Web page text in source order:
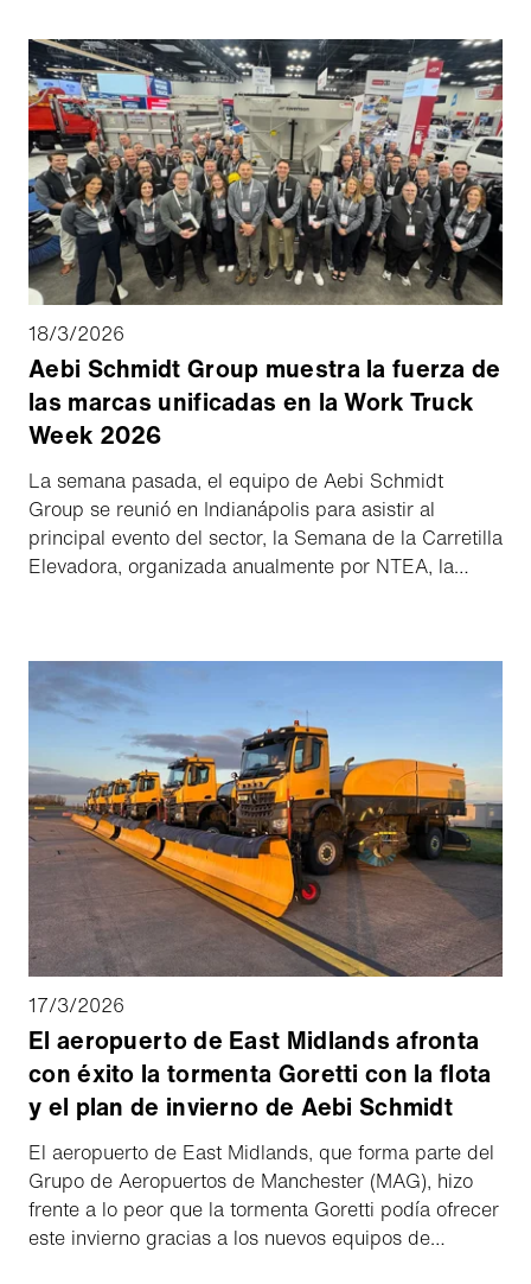
convincentes en su primer encargo para BaneNOR
en Østre Linje, estación de Kråkstad, con una
limpieza a fondo, superficies limpias y mayor
comodidad y seguridad para los viajeros.
18/3/2026
Aebi Schmidt Group muestra la fuerza de
las marcas unificadas en la Work Truck
Week 2026
La semana pasada, el equipo de Aebi Schmidt
Group se reunió en Indianápolis para asistir al
principal evento del sector, la Semana de la Carretilla
Elevadora, organizada anualmente por NTEA, la
conectarse, compartir ideas y explorar las últimas
innovaciones que dan forma al futuro de todos los
equipos de camiones.
17/3/2026
El aeropuerto de East Midlands afronta
con éxito la tormenta Goretti con la flota
y el plan de invierno de Aebi Schmidt
El aeropuerto de East Midlands, que forma parte del
Grupo de Aeropuertos de Manchester (MAG), hizo
frente a lo peor que la tormenta Goretti podía ofrecer
este invierno gracias a los nuevos equipos de